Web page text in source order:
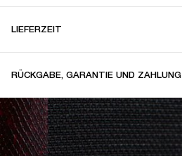
LIEFERZEIT
RÜCKGABE, GARANTIE UND ZAHLUNG